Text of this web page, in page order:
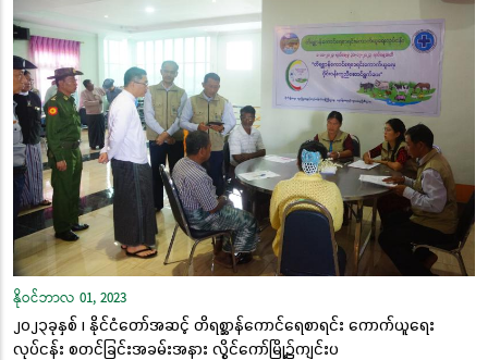
နိုဝင်ဘာလ 01, 2023
၂၀၂၃ခုနှစ် ၊ နိုင်ငံတော်အဆင့် တိရစ္ဆာန်ကောင်ရေစာရင်း ကောက်ယူရေး
လုပ်ငန်း စတင်ခြင်းအခမ်းအနား လွိုင်ကော်မြို့၌ကျင်းပ